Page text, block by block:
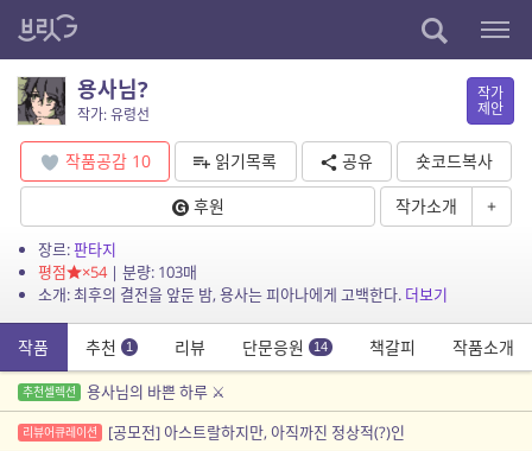
용사님?
작가: 유령선
작가
제안
작품공감 10 읽기목록 공유
숏코드복사
후원
작가소개 +
장르:판타지
평점
×54| 분량: 103매
소개: 최후의 결전을 앞둔 밤, 용사는 피아나에게 고백한다. 더보기
작품 추천 1 리뷰 단문응원 14 책갈피 작품소개
추천셀렉션 용사님의 바쁜 하루 ⚔️
리뷰어큐레이션 [공모전] 아스트랄하지만, 아직까진 정상적(?)인